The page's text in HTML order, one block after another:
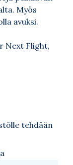
Myös
avuksi.
Next Flight,
tehdään